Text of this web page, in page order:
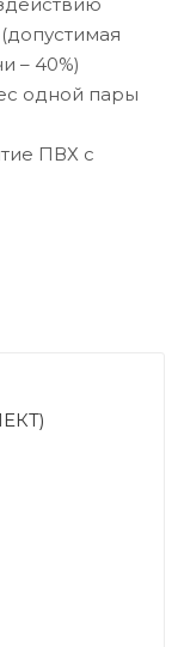
– 40%)
одной пары
ПВХ с